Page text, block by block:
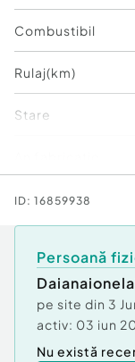
Dotări:
🔹 4x4
🔹 7 locuri
🔹 Interior piele
🔹 Încălzire în
🔹 Navigație
🔹 Computer
corespunzător
Combustibil
Rulaj(km)
Stare
Verifică km
ID: 16859938
Persoană
pe site din 3
activ: 03 iun
Nu există